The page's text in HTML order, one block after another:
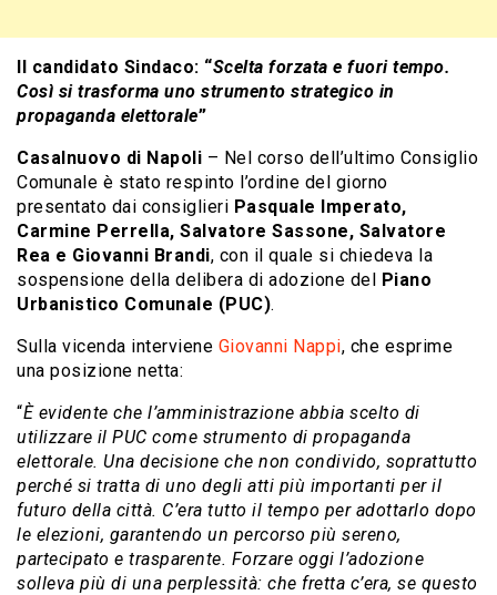
Il candidato Sindaco: “Scelta forzata e fuori tempo.
Così si trasforma uno strumento strategico in
propaganda elettorale”
Casalnuovo di Napoli – Nel corso dell’ultimo Consiglio
Comunale è stato respinto l’ordine del giorno
presentato dai consiglieri Pasquale Imperato,
Carmine Perrella, Salvatore Sassone, Salvatore
Rea e Giovanni Brandi, con il quale si chiedeva la
sospensione della delibera di adozione del Piano
Urbanistico Comunale (PUC).
Sulla vicenda interviene Giovanni Nappi, che esprime
una posizione netta:
“È evidente che l’amministrazione abbia scelto di
utilizzare il PUC come strumento di propaganda
elettorale. Una decisione che non condivido, soprattutto
perché si tratta di uno degli atti più importanti per il
futuro della città. C’era tutto il tempo per adottarlo dopo
le elezioni, garantendo un percorso più sereno,
partecipato e trasparente. Forzare oggi l’adozione
solleva più di una perplessità: che fretta c’era, se questo